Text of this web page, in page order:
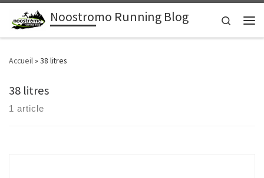
Passer au contenuNoostromo Running Blog
Search
Accueil» 38 litres
38 litres
1 article